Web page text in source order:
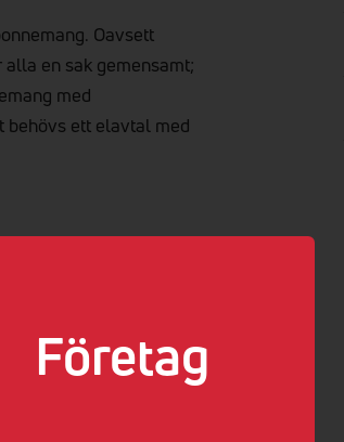
Företag
Oavsett
en sak gemensamt;
med
behövs ett elavtal med